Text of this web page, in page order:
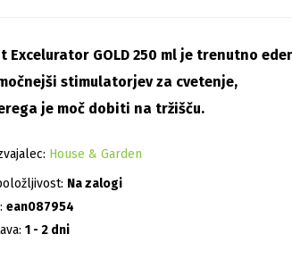
Excelurator GOLD 250 ml je trenutno
stimulatorjev za cvetenje,
je moč dobiti na tržišču.
House & Garden
Na zalogi
ean087954
1 - 2 dni